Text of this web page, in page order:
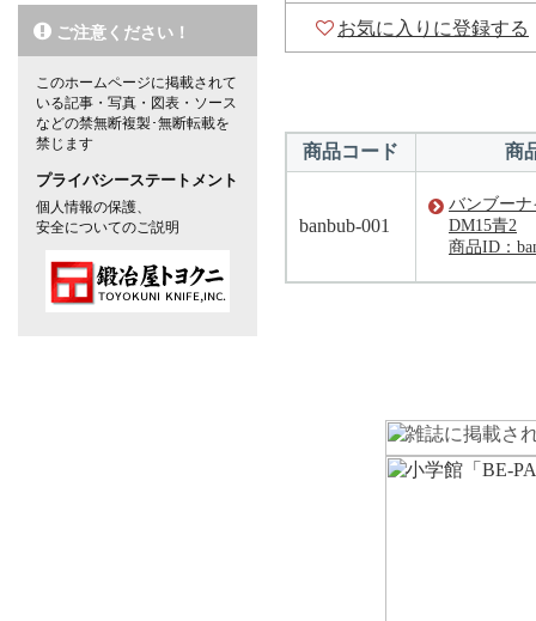
お気に入りに登録する
商品コード 商
banbub-001
バンブー
DM15青2
商品ID：
ご注意ください！
このホームページに掲載されて
いる記事・写真・図表・ソース
などの禁無断複製･無断転載を
禁じます
プライバシーステートメント
個人情報の保護、
安全についてのご説明